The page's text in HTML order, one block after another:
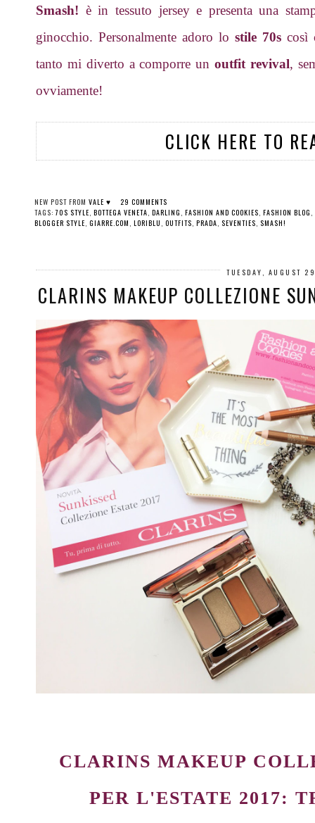
Smash! è in tessuto jersey e presenta una
ginocchio. Personalmente adoro lo stile 70s così
tanto mi diverto a comporre unoutfit revival,
ovviamente!
CLICK HERE TO
NEW POST FROM VALE ♥
29 COMMENTS
TAGS:70S STYLE BOTTEGA VENETA DARLING FASHION AND COOKIES FASHION BLOG
BLOGGER STYLE GIARRE.COM LORIBLU OUTFITS PRADA SEVENTIES SMASH!
TUESDAY, AUGUST
CLARINS MAKEUP COLLEZIONE
CLARINS MAKEUP
PER L'ESTATE 2017: